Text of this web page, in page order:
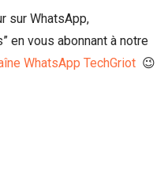
sur WhatsApp,
en vous abonnant à notre
WhatsApp TechGriot 😉